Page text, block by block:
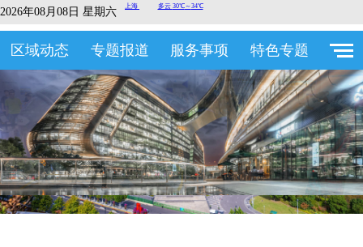
2026年08月08日 星期六
区域动态 专题报道 服务事项 特色专题